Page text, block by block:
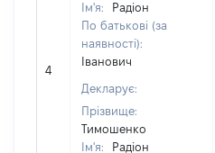
4
Ім'я:
Радіон
По батькові (за
наявності):
Іванович
Декларує:
Прізвище:
Тимошенко
Ім'я:
Радіон